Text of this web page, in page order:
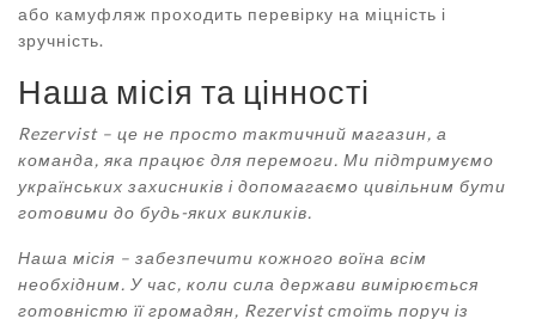
або камуфляж проходить перевірку на міцність і
зручність.
Наша місія та цінності
Rezervist – це не просто тактичний магазин, а
команда, яка працює для перемоги. Ми підтримуємо
українських захисників і допомагаємо цивільним бути
готовими до будь-яких викликів.
Наша місія – забезпечити кожного воїна всім
необхідним. У час, коли сила держави вимірюється
готовністю її громадян, Rezervist стоїть поруч із